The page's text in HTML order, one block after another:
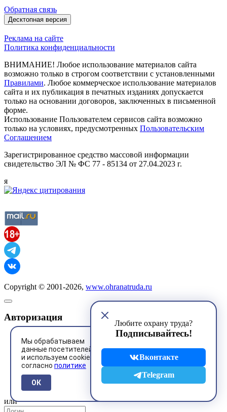
Мы обрабатываем
данные посетителей
и используем cookies
согласно политике
ОК
Любите охрану труда?
Подписывайтесь!
Вконтакте
Telegram
Обратная связь
Десктопная версия
Реклама на сайте
Политика конфиденциальности
ВНИМАНИЕ! Любое использование материалов сайта
возможно только в строгом соответствии с установленными
Правилами. Любое коммерческое использование материалов
сайта и их публикация в печатных изданиях допускается
только на основании договоров, заключенных в письменной
форме.
Использование Пользователем сервисов сайта возможно
только на условиях, предусмотренных Пользовательским
Соглашением
Зарегистрированное средство массовой информации
свидетельство ЭЛ № ФС 77 - 85134 от 27.04.2023 г.
я
Copyright © 2001-2026, www.ohranatruda.ru
Авторизация
@mail.ru
или